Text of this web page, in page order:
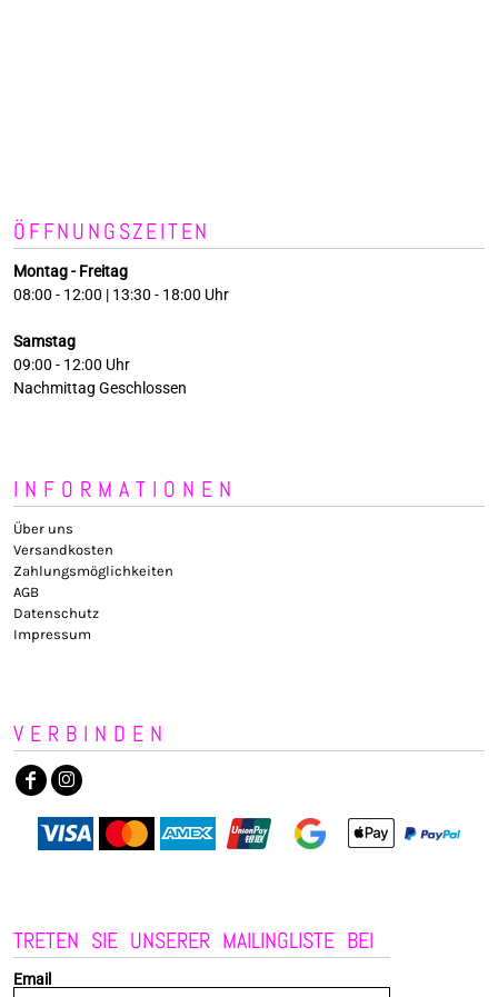
ÖFFNUNGSZEITEN
Montag - Freitag
08:00 - 12:00 | 13:30 - 18:00 Uhr
Samstag
09:00 - 12:00 Uhr
Nachmittag Geschlossen
INFORMATIONEN
Über uns
Versandkosten
Zahlungsmöglichkeiten
AGB
Datenschutz
Impressum
VERBINDEN
TRETEN SIE UNSERER MAILINGLISTE BEI
Email